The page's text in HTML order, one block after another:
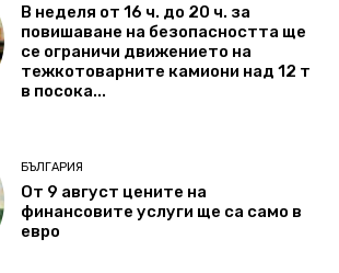
В неделя от 16 ч. до 20 ч. за
повишаване на безопасността ще
се ограничи движението на
тежкотоварните камиони над 12 т
в посока...
БЪЛГАРИЯ
От 9 август цените на
финансовите услуги ще са само в
евро